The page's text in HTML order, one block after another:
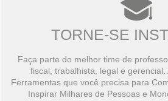
TORNE-SE
Faça parte do melhor time de
fiscal, trabalhista, legal e gerencial.
Ferramentas que você precisa para
Inspirar Milhares de Pessoas e